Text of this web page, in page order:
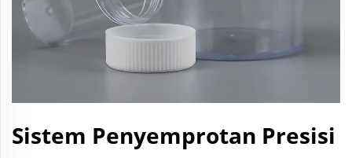
Sistem Penyemprotan Presisi